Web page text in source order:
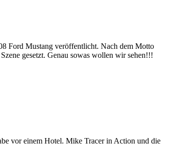
Ford Mustang veröffentlicht. Nach dem Motto
gesetzt. Genau sowas wollen wir sehen!!!
vor einem Hotel. Mike Tracer in Action und die